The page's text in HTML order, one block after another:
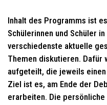
Inhalt des Programms ist
Schülerinnen und Schüler
verschiedenste aktuelle
Themen diskutieren. Dafür
aufgeteilt, die jeweils
Ziel ist es, am Ende der
erarbeiten. Die